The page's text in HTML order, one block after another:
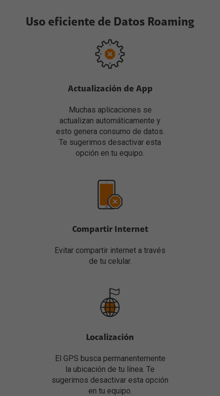
Uso eficiente de Datos Roaming
Actualización de App
Muchas aplicaciones se
actualizan automáticamente y
esto genera consumo de datos.
Te sugerimos desactivar esta
opción en tu equipo.
Compartir Internet
Evitar compartir internet a través
de tu celular.
Localización
El GPS busca permanentemente
la ubicación de tu línea. Te
sugerimos desactivar esta opción
en tu equipo.